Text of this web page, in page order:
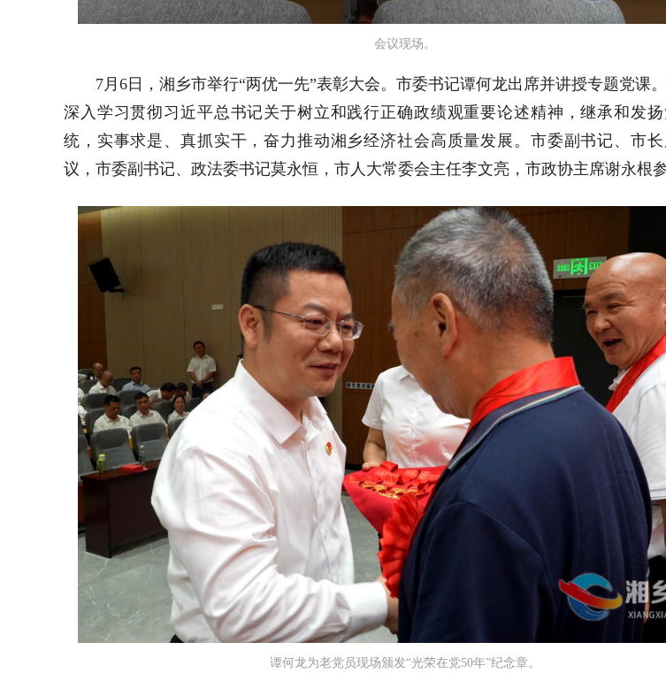
会议现场。
7月6日，湘乡市举行“两优一先”表彰大会。市委书记谭何龙出席并讲授专题党课
深入学习贯彻习近平总书记关于树立和践行正确政绩观重要论述精神，继承和发
统，实事求是、真抓实干，奋力推动湘乡经济社会高质量发展。市委副书记、市
议，市委副书记、政法委书记莫永恒，市人大常委会主任李文亮，市政协主席谢永根参
谭何龙为老党员现场颁发“光荣在党50年”纪念章。